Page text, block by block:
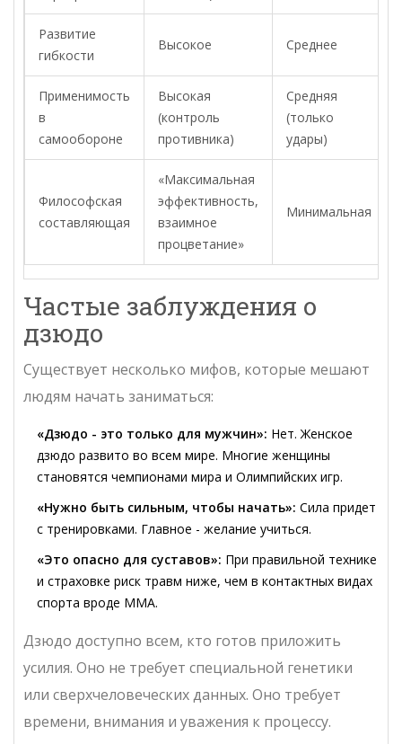
Развитие
гибкости
Высокое Среднее
Применимость
в
самообороне
Высокая
(контроль
противника)
Средняя
(только
удары)
Философская
составляющая
«Максимальная
эффективность,
взаимное
процветание»
Минимальная
Частые заблуждения о
дзюдо
Существует несколько мифов, которые мешают
людям начать заниматься:
«Дзюдо - это только для мужчин»: Нет. Женское
дзюдо развито во всем мире. Многие женщины
становятся чемпионами мира и Олимпийских игр.
«Нужно быть сильным, чтобы начать»: Сила придет
с тренировками. Главное - желание учиться.
«Это опасно для суставов»: При правильной технике
и страховке риск травм ниже, чем в контактных видах
спорта вроде MMA.
Дзюдо доступно всем, кто готов приложить
усилия. Оно не требует специальной генетики
или сверхчеловеческих данных. Оно требует
времени, внимания и уважения к процессу.